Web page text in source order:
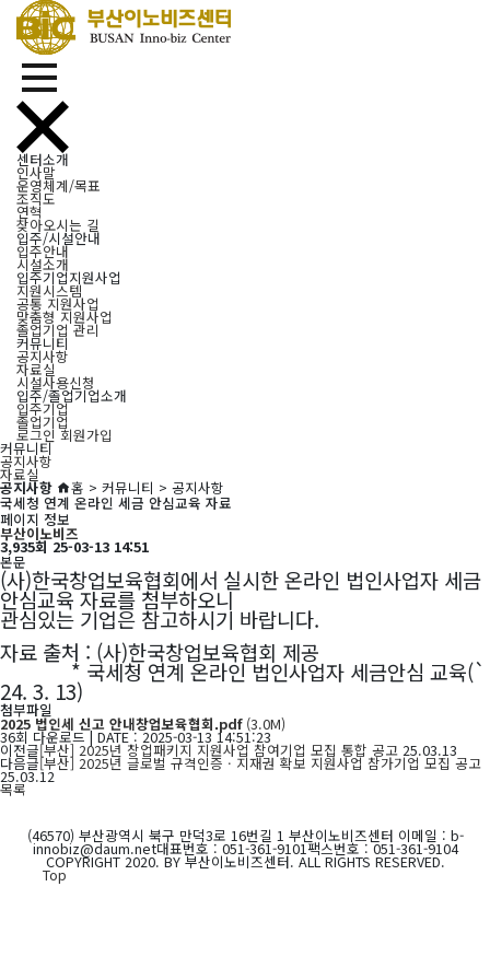
센터소개
인사말
운영체계/목표
조직도
연혁
찾아오시는 길
입주/시설안내
입주안내
시설소개
입주기업지원사업
지원시스템
공통 지원사업
맞춤형 지원사업
졸업기업 관리
커뮤니티
공지사항
자료실
시설사용신청
입주/졸업기업소개
입주기업
졸업기업
로그인 회원가입
커뮤니티
공지사항
자료실
공지사항 홈 > 커뮤니티 > 공지사항
국세청 연계 온라인 세금 안심교육 자료
페이지 정보
부산이노비즈
3,935회 25-03-13 14:51
본문
(사)한국창업보육협회에서 실시한 온라인 법인사업자 세금
안심교육 자료를 첨부하오니
관심있는 기업은 참고하시기 바랍니다.
자료 출처 : (사)한국창업보육협회 제공
* 국세청 연계 온라인 법인사업자 세금안심 교육(`
24. 3. 13)
첨부파일
2025 법인세 신고 안내창업보육협회.pdf(3.0M)
36회 다운로드 | DATE : 2025-03-13 14:51:23
이전글[부산] 2025년 창업패키지 지원사업 참여기업 모집 통합 공고 25.03.13
다음글[부산] 2025년 글로벌 규격인증ㆍ지재권 확보 지원사업 참가기업 모집 공고
25.03.12
목록
(46570) 부산광역시 북구 만덕3로 16번길 1 부산이노비즈센터 이메일 : b-
innobiz@daum.net대표번호 : 051-361-9101팩스번호 : 051-361-9104
COPYRIGHT 2020. BY 부산이노비즈센터. ALL RIGHTS RESERVED.
Top